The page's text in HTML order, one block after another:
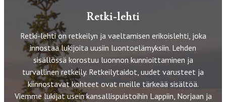
Retki-lehti
Retki-lehti on retkeilyn ja vaeltamisen erikoislehti, joka
innostaa lukijoita uusiin luontoelämyksiin. Lehden
sisällössä korostuu luonnon kunnioittaminen ja
turvallinen retkeily. Retkeilytaidot, uudet varusteet ja
kiinnostavat kohteet ovat meille tärkeää sisältöä.
Viemme lukijat usein kansallispuistoihin Lappiin, Norjaan ja